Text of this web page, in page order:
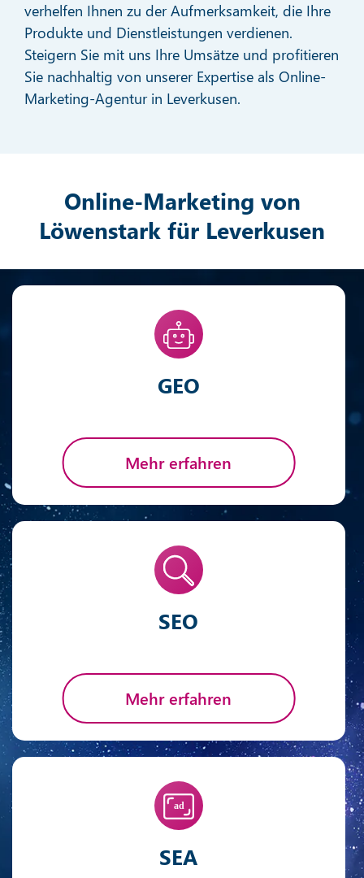
verhelfen Ihnen zu der Aufmerksamkeit, die Ihre
Produkte und Dienstleistungen verdienen.
Steigern Sie mit uns Ihre Umsätze und profitieren
Sie nachhaltig von unserer Expertise als Online-
Marketing-Agentur in Leverkusen.
Online-Marketing von
Löwenstark für Leverkusen
GEO
Mehr erfahren
SEO
Mehr erfahren
SEA